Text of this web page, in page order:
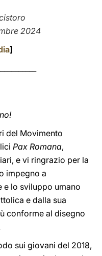
2024
]
del Movimento
Pax Romana,
e vi ringrazio per la
impegno a
e lo sviluppo umano
e dalla sua
conforme al disegno
sui giovani del 2018,